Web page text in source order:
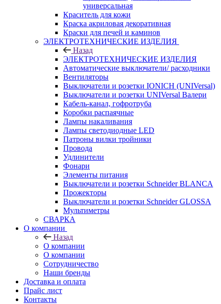
универсальная
Краситель для кожи
Краска акриловая декоративная
Краски для печей и каминов
ЭЛЕКТРОТЕХНИЧЕСКИЕ ИЗДЕЛИЯ
Назад
ЭЛЕКТРОТЕХНИЧЕСКИЕ ИЗДЕЛИЯ
Автоматические выключатели/ расходники
Вентиляторы
Выключатели и розетки IONICH (UNIVersal)
Выключатели и розетки UNIVersal Валери
Кабель-канал, гофротруба
Коробки распаячные
Лампы накаливания
Лампы светодиодные LED
Патроны вилки тройники
Провода
Удлинители
Фонари
Элементы питания
Выключатели и розетки Schneider BLANCA
Прожекторы
Выключатели и розетки Schneider GLOSSA
Мультиметры
СВАРКА
О компании
Назад
О компании
О компании
Сотрудничество
Наши бренды
Доставка и оплата
Прайс лист
Контакты